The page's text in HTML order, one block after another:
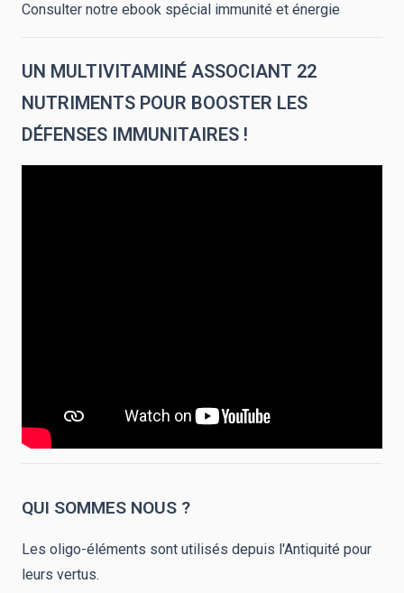
Consulter notre ebook spécial immunité et énergie
UN MULTIVITAMINÉ ASSOCIANT 22
NUTRIMENTS POUR BOOSTER LES
DÉFENSES IMMUNITAIRES !
QUI SOMMES NOUS ?
Les oligo-éléments sont utilisés depuis l'Antiquité pour
leurs vertus.